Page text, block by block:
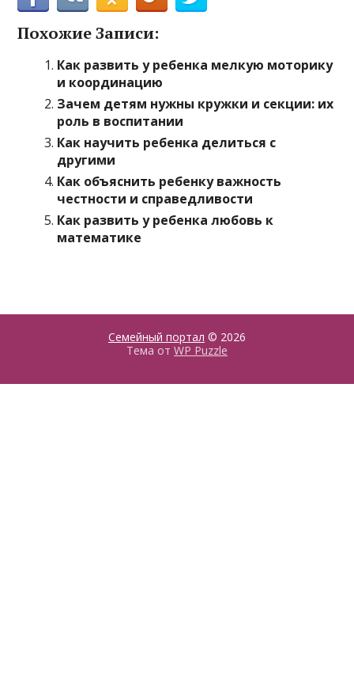
Похожие Записи:
Как развить у ребенка мелкую моторику
и координацию
Зачем детям нужны кружки и секции: их
роль в воспитании
Как научить ребенка делиться с
другими
Как объяснить ребенку важность
честности и справедливости
Как развить у ребенка любовь к
математике
Семейный портал © 2026
Тема от WP Puzzle